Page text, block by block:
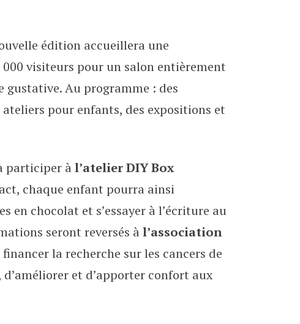
édition accueillera une
visiteurs pour un salon entièrement
gustative. Au programme : des
pour enfants, des expositions et
participer à l’atelier DIY Box
chaque enfant pourra ainsi
en chocolat et s’essayer à l’écriture au
seront reversés à l’association
la recherche sur les cancers de
et d’apporter confort aux